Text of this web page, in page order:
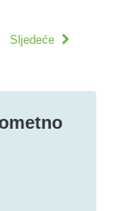
Sljedeće